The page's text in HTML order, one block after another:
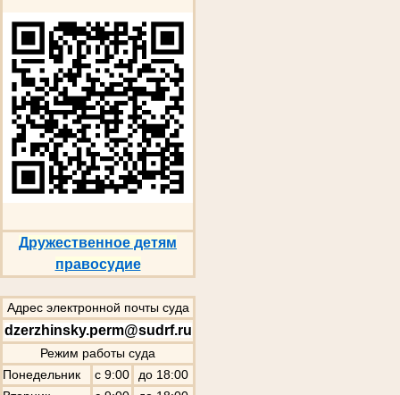
Дружественное детям
правосудие
Адрес электронной почты суда
dzerzhinsky.perm@sudrf.ru
Режим работы суда
Понедельник
с 9:00
до 18:00